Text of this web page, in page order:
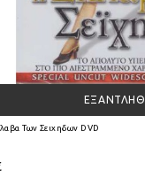
Των Σειχηδων DVD